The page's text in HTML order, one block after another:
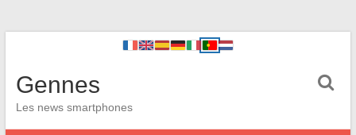
Gennes
Les news smartphones